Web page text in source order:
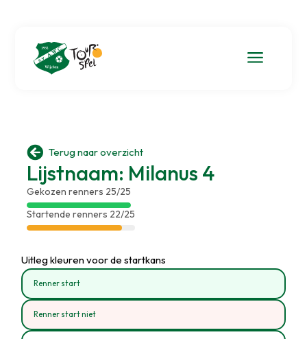
a
 Terug naar overzicht
Lijstnaam: Milanus 4
Gekozen renners 25/25
Startende renners 22/25
Uitleg kleuren voor de startkans
Renner start
Renner start niet